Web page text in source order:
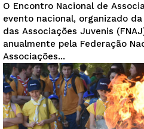
O Encontro Nacional de
evento nacional, organizado
das Associações Juvenis (FNAJ), Realiza-
anualmente pela Federação
Associações...